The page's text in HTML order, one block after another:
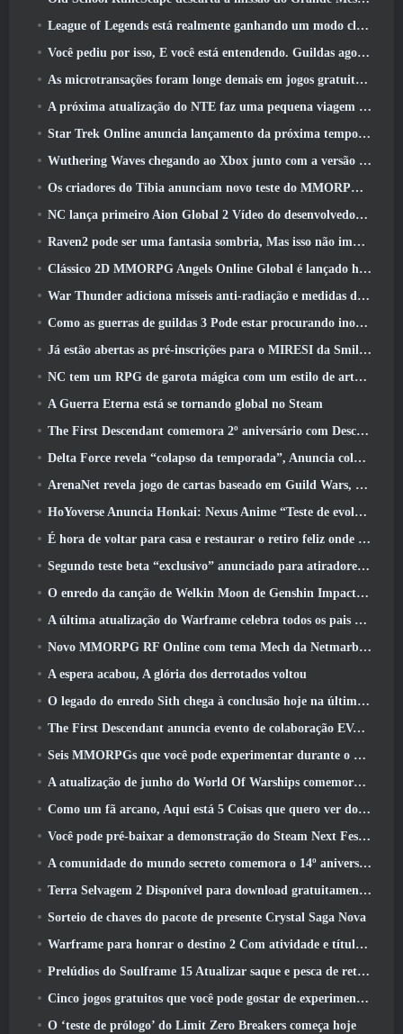
League of Legends está realmente ganhando um modo clássico
Você pediu por isso, E você está entendendo. Guildas agora estão disponíveis em Eterspire
As microtransações foram longe demais em jogos gratuitos?
A próxima atualização do NTE faz uma pequena viagem paralela a um jogo de mesa de fantasia
Star Trek Online anuncia lançamento da próxima temporada “Undiscovered”
Wuthering Waves chegando ao Xbox junto com a versão 3.5 Atualizar
Os criadores do Tibia anunciam novo teste do MMORPG de zumbis da velha escola, Persistir on-line
NC lança primeiro Aion Global 2 Vídeo do desenvolvedor, Compartilhando detalhes sobre o jogo
Raven2 pode ser uma fantasia sombria, Mas isso não impede a diversão do verão
Clássico 2D MMORPG Angels Online Global é lançado hoje
War Thunder adiciona mísseis anti-radiação e medidas de suporte eletrônico na atualização da cavalaria pesada
Como as guerras de guildas 3 Pode estar procurando inovar no espaço MMO
Já estão abertas as pré-inscrições para o MIRESI da Smilegate: Futuro Invisível
NC tem um RPG de garota mágica com um estilo de arte inspirado em anime dos anos 90 em desenvolvimento
A Guerra Eterna está se tornando global no Steam
The First Descendant comemora 2º aniversário com Descendant Fest 2026 Fluxo
Delta Force revela “colapso da temporada”, Anuncia colaboração Rainbow Six Siege
ArenaNet revela jogo de cartas baseado em Guild Wars, Enevoado
HoYoverse Anuncia Honkai: Nexus Anime “Teste de evolução”
É hora de voltar para casa e restaurar o retiro feliz onde os ventos se encontram
Segundo teste beta “exclusivo” anunciado para atiradores de sobrevivência em equipe
O enredo da canção de Welkin Moon de Genshin Impact chega ao fim.. Na lua
A última atualização do Warframe celebra todos os pais do espaço
Novo MMORPG RF Online com tema Mech da Netmarble será lançado globalmente
A espera acabou, A glória dos derrotados voltou
O legado do enredo Sith chega à conclusão hoje na última atualização do SWTOR
The First Descendant anuncia evento de colaboração EVANGELION
Seis MMORPGs que você pode experimentar durante o Steam Next Fest
A atualização de junho do World Of Warships comemora o Dia da Independência dos EUA com uma nova campanha narrativa
Como um fã arcano, Aqui está 5 Coisas que quero ver do MMO Riot
Você pode pré-baixar a demonstração do Steam Next Fest de Embers Of The Uncrowned Tomorrow
A comunidade do mundo secreto comemora o 14º aniversário com um mistério que eles devem resolver juntos
Terra Selvagem 2 Disponível para download gratuitamente (E manter) Por tempo limitado
Sorteio de chaves do pacote de presente Crystal Saga Nova
Warframe para honrar o destino 2 Com atividade e título especiais no jogo
Prelúdios do Soulframe 15 Atualizar saque e pesca de retrabalhos
Cinco jogos gratuitos que você pode gostar de experimentar durante o Bullet Fest
O ‘teste de prólogo’ do Limit Zero Breakers começa hoje